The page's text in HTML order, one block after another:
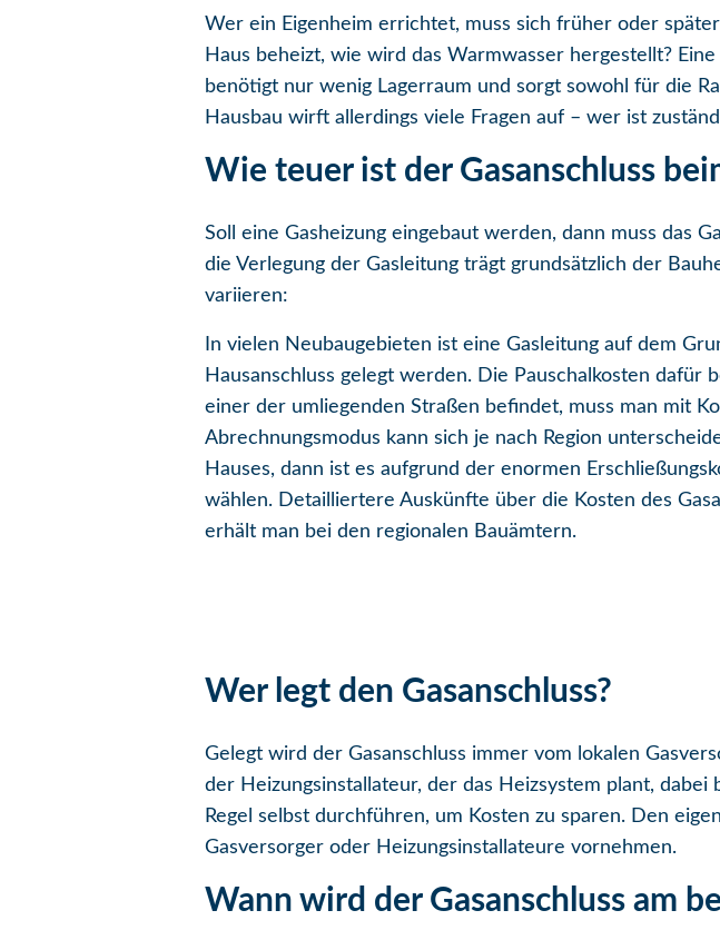
Wer ein Eigenheim errichtet, muss sich früher oder
Haus beheizt, wie wird das Warmwasser hergestellt?
benötigt nur wenig Lagerraum und sorgt sowohl für die
Hausbau wirft allerdings viele Fragen auf – wer ist
Wie teuer ist der Gasanschluss
Soll eine Gasheizung eingebaut werden, dann muss das
die Verlegung der Gasleitung trägt grundsätzlich der
variieren:
In vielen Neubaugebieten ist eine Gasleitung auf dem
Hausanschluss gelegt werden. Die Pauschalkosten dafür
einer der umliegenden Straßen befindet, muss man mit
Abrechnungsmodus kann sich je nach Region
Hauses, dann ist es aufgrund der enormen
wählen. Detailliertere Auskünfte über die Kosten des
erhält man bei den regionalen Bauämtern.
Wer legt den Gasanschluss?
Gelegt wird der Gasanschluss immer vom lokalen
der Heizungsinstallateur, der das Heizsystem plant,
Regel selbst durchführen, um Kosten zu sparen. Den
Gasversorger oder Heizungsinstallateure vornehmen.
Wann wird der Gasanschluss am